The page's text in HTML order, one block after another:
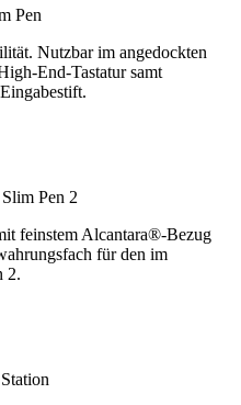
Pen
Nutzbar im angedockten
End-Tastatur samt
Pen 2
feinstem Alcantara®-Bezug
für den im
2.